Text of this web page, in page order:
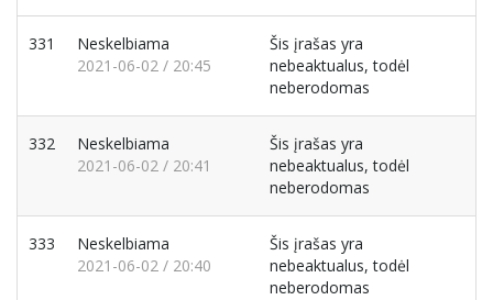
331
Neskelbiama
2021-06-02 / 20:45
Šis įrašas yra
nebeaktualus, todėl
neberodomas
332
Neskelbiama
2021-06-02 / 20:41
Šis įrašas yra
nebeaktualus, todėl
neberodomas
333
Neskelbiama
2021-06-02 / 20:40
Šis įrašas yra
nebeaktualus, todėl
neberodomas